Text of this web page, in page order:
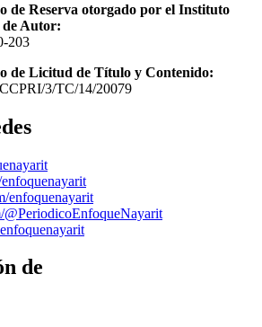
de Reserva otorgado por el Instituto
de Autor:
203
de Licitud de Título y Contenido:
3/TC/14/20079
enfoquenayarit
@PeriodicoEnfoqueNayarit
de